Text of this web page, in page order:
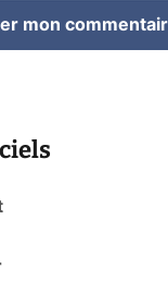
mon